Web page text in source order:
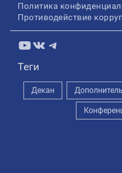
Политика
Противодействие
YouTube
ВКонтакте
Telegram
Теги
Декан